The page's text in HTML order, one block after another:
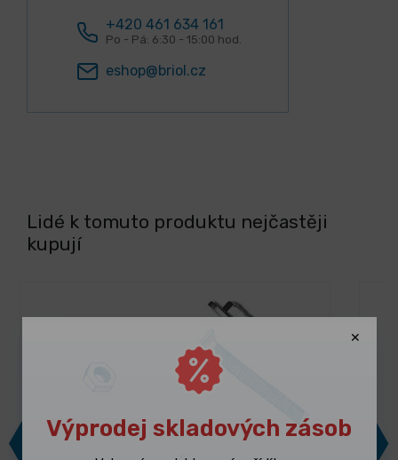
+420 461 634 161
Po - Pá: 6:30 - 15:00 hod.
eshop@briol.cz
Lidé k tomuto produktu nejčastěji
kupují
Výprodej skladových zásob